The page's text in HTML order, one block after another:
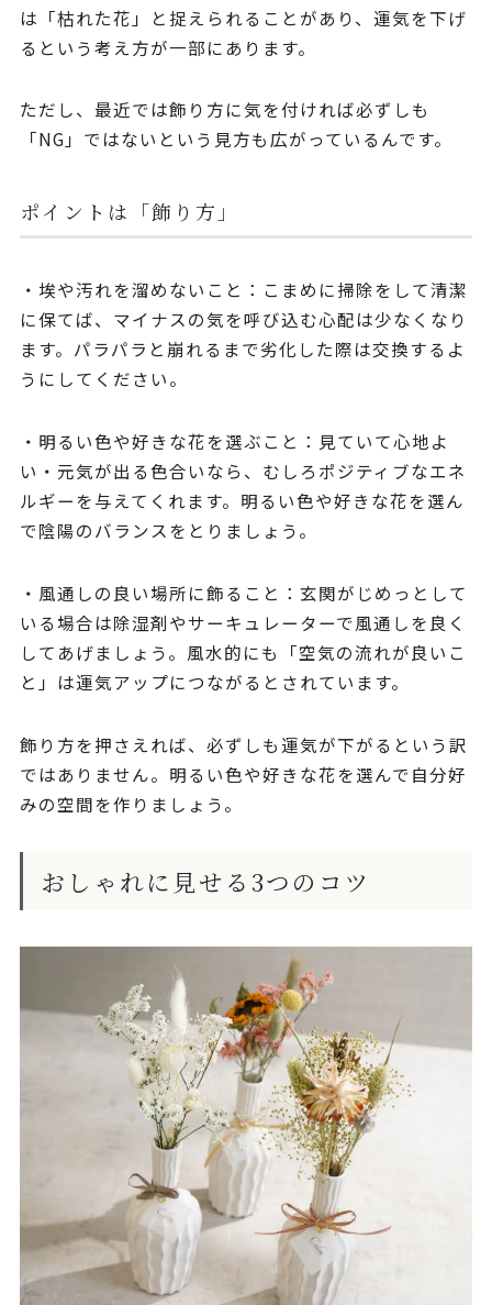
は「枯れた花」と捉えられることがあり、運気を下げ
るという考え方が一部にあります。
ただし、最近では飾り方に気を付ければ必ずしも
「NG」ではないという見方も広がっているんです。
ポイントは「飾り方」
・埃や汚れを溜めないこと：こまめに掃除をして清潔
に保てば、マイナスの気を呼び込む心配は少なくなり
ます。パラパラと崩れるまで劣化した際は交換するよ
うにしてください。
・明るい色や好きな花を選ぶこと：見ていて心地よ
い・元気が出る色合いなら、むしろポジティブなエネ
ルギーを与えてくれます。明るい色や好きな花を選ん
で陰陽のバランスをとりましょう。
・風通しの良い場所に飾ること：玄関がじめっとして
いる場合は除湿剤やサーキュレーターで風通しを良く
してあげましょう。風水的にも「空気の流れが良いこ
と」は運気アップにつながるとされています。
飾り方を押さえれば、必ずしも運気が下がるという訳
ではありません。明るい色や好きな花を選んで自分好
みの空間を作りましょう。
おしゃれに見せる3つのコツ